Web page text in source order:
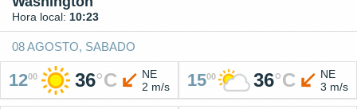
Hora local: 10:23
08 AGOSTO, SABADO
1200 36°C
NE
2 m/s
1500 36°C
NE
3 m/s